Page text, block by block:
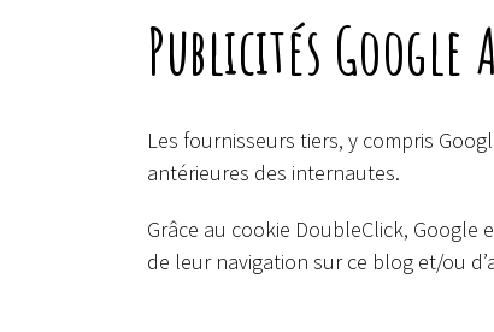
Publicités Google
Les fournisseurs tiers, y compris
antérieures des internautes.
Grâce au cookie DoubleClick,
de leur navigation sur ce blog et/ou